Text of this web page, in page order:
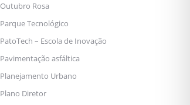
Outubro Rosa
Parque Tecnológico
PatoTech – Escola de Inovação
Pavimentação asfáltica
Planejamento Urbano
Plano Diretor